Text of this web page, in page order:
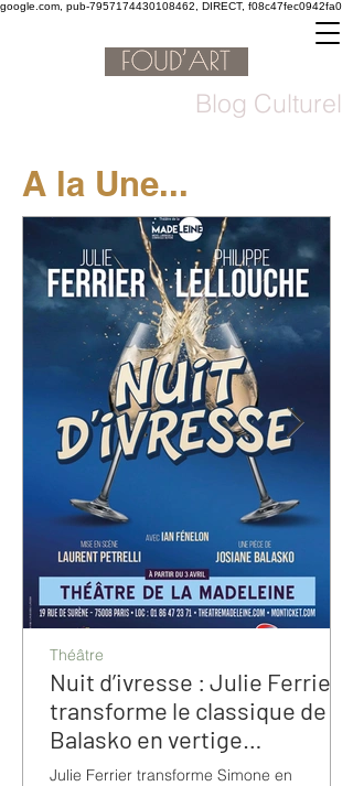
google.com, pub-7957174430108462, DIRECT, f08c47fec0942fa0
Blog Culturel
A la Une...
Nuit d’ivresse : Julie Ferrier
transforme le classique de
Balasko en vertige
bouleversant
Julie Ferrier transforme Simone en
Théâtre